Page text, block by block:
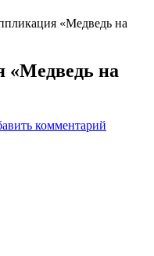
«Медведь на
«Медведь на
комментарий